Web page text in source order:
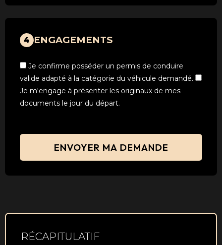
4 ENGAGEMENTS
Je confirme posséder un permis de conduire
valide adapté à la catégorie du véhicule demandé.
Je m'engage à présenter les originaux de mes
documents le jour du départ.
ENVOYER MA DEMANDE
RÉCAPITULATIF